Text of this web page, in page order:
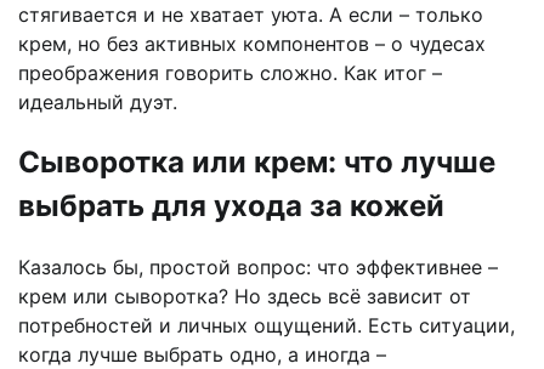
стягивается и не хватает уюта. А если – только
крем, но без активных компонентов – о чудесах
преображения говорить сложно. Как итог –
идеальный дуэт.
Сыворотка или крем: что лучше
выбрать для ухода за кожей
Казалось бы, простой вопрос: что эффективнее –
крем или сыворотка? Но здесь всё зависит от
потребностей и личных ощущений. Есть ситуации,
когда лучше выбрать одно, а иногда –